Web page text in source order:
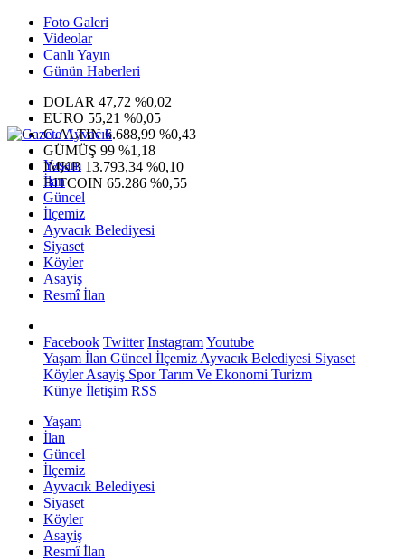
Foto Galeri
Videolar
Canlı Yayın
Günün Haberleri
DOLAR 47,72 %0,02
EURO 55,21 %0,05
G.ALTIN6.688,99 %0,43
GÜMÜŞ 99 %1,18
IMKB 13.793,34 %0,10
BITCOIN 65.286 %0,55
Yaşam
İlan
Güncel
İlçemiz
Ayvacık Belediyesi
Siyaset
Köyler
Asayiş
Resmî İlan
Facebook Twitter InstagramYoutube
Yaşam İlan Güncel İlçemiz Ayvacık Belediyesi Siyaset
KöylerAsayiş SporTarım Ve Ekonomi Turizm
Künye İletişim RSS
Yaşam
İlan
Güncel
İlçemiz
Ayvacık Belediyesi
Siyaset
Köyler
Asayiş
Resmî İlan